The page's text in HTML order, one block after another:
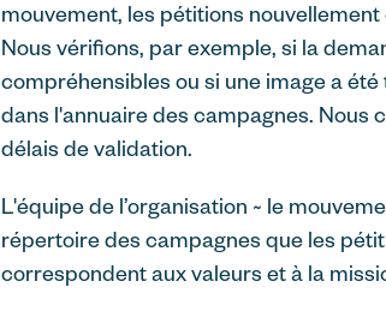
mouvement, les pétitions
Nous vérifions, par exemple, si la
compréhensibles ou si une image a
dans l'annuaire des campagnes.
délais de validation.
L'équipe de l’organisation ~ le
répertoire des campagnes que les
correspondent aux valeurs et à la